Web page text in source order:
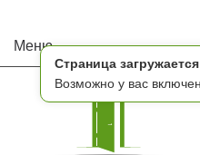
Страница
Возможно у вас
Меню